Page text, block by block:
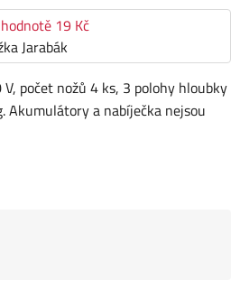
19 Kč
Jarabák
počet nožů 4 ks, 3 polohy hloubky
Akumulátory a nabíječka nejsou